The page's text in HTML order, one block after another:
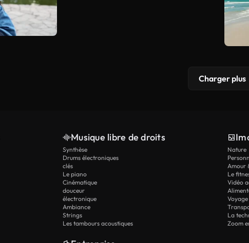
Charger plus
Musique libre de droits
Synthèse
Drums électroniques
clés
Le piano
Cinématique
douceur
électronique
Ambiance
Strings
Les tambours acoustiques
Nature
Amour
Le
Vidéo
Voyage
La
Zoom